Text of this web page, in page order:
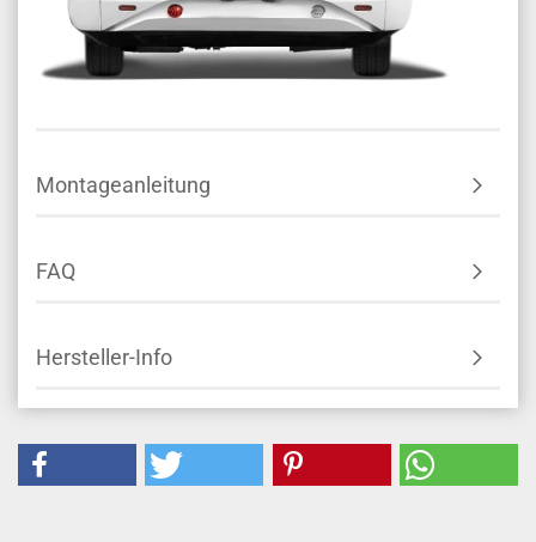
Montageanleitung
FAQ
Hersteller-Info